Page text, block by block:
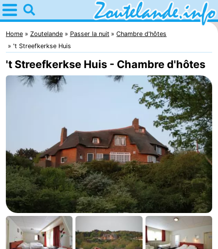
Home
Zoutelande
Astuces
Avec
Plage
Passer
la
nuit
Appartements
-
Aparthotel
Home Zoutelande Passer la nuit
Chambre d'hôtes
't Streefkerkse Huis
't Streefkerkse Huis - Chambre d'hôtes